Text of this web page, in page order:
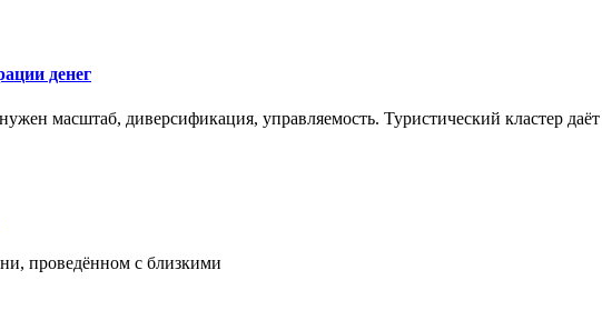
денег
масштаб, диверсификация, управляемость. Туристический кластер даёт
проведённом с близкими